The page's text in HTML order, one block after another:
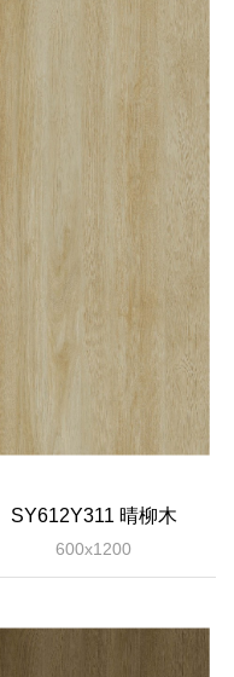
SY612Y311 晴柳木
600x1200